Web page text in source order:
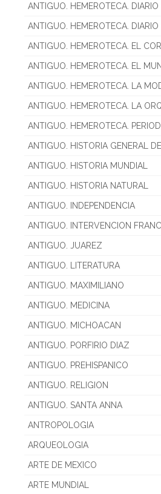
ANTIGUO. HEMEROTECA.
ANTIGUO. HEMEROTECA. DIARIO
ANTIGUO. HEMEROTECA. EL
ANTIGUO. HEMEROTECA. EL
ANTIGUO. HEMEROTECA. LA
ANTIGUO. HEMEROTECA. LA
ANTIGUO. HEMEROTECA.
ANTIGUO. HISTORIA GENERAL
ANTIGUO. HISTORIA MUNDIAL
ANTIGUO. HISTORIA NATURAL
ANTIGUO. INDEPENDENCIA
ANTIGUO. INTERVENCION
ANTIGUO. JUAREZ
ANTIGUO. LITERATURA
ANTIGUO. MAXIMILIANO
ANTIGUO. MEDICINA
ANTIGUO. MICHOACAN
ANTIGUO. PORFIRIO DIAZ
ANTIGUO. PREHISPANICO
ANTIGUO. RELIGION
ANTIGUO. SANTA ANNA
ANTROPOLOGIA
ARQUEOLOGIA
ARTE DE MEXICO
ARTE MUNDIAL